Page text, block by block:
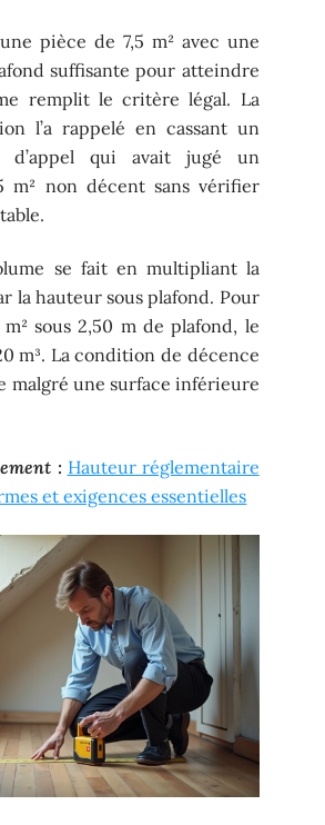
pièce de 7,5 m² avec une
suffisante pour atteindre
remplit le critère légal. La
l’a rappelé en cassant un
qui avait jugé un
m² non décent sans vérifier
se fait en multipliant la
la hauteur sous plafond. Pour
sous 2,50 m de plafond, le
m³. La condition de décence
malgré une surface inférieure
: Hauteur réglementaire
et exigences essentielles